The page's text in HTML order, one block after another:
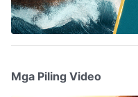
Mga Piling Video